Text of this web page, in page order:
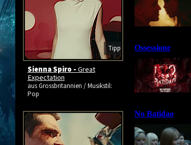
Tipp
Sienna Spiro -Great
Expectation
aus Grossbritannien / Musikstil:
Pop